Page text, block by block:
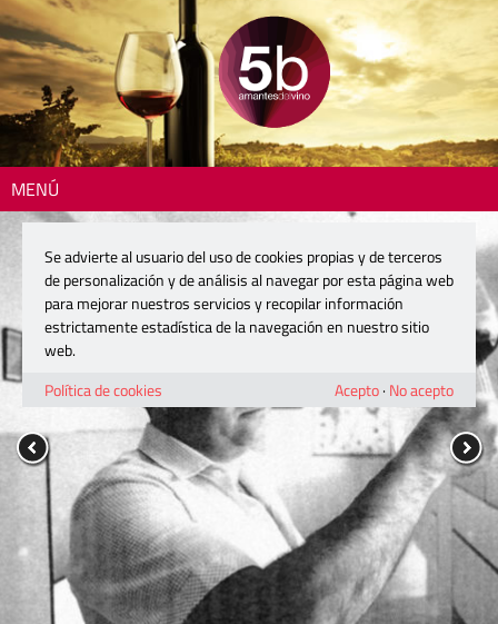
MENÚ
Se advierte al usuario del uso de cookies propias y de terceros
de personalización y de análisis al navegar por esta página web
para mejorar nuestros servicios y recopilar información
estrictamente estadística de la navegación en nuestro sitio
web.
Política de cookies
Acepto· No acepto